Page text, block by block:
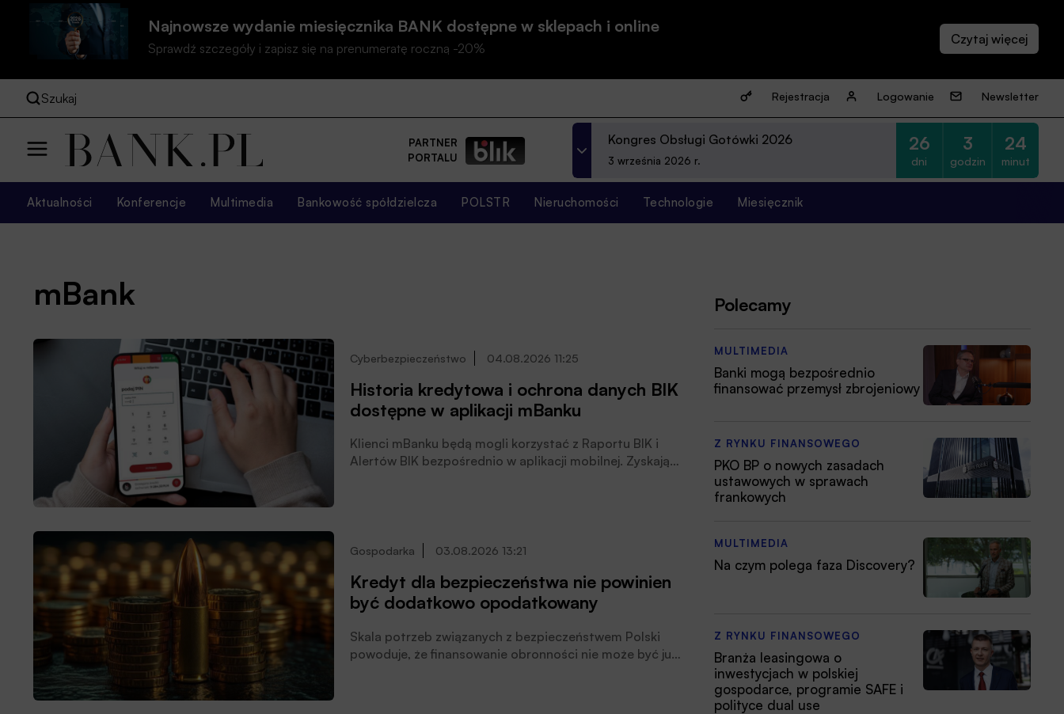
Najnowsze wydanie miesięcznika BANK dostępne w sklepach i online
Sprawdź szczegóły i zapisz się na prenumeratę roczną -20%
Szukaj Rejestracja Logowanie Newsletter
PARTNER
PORTALU
Kongres Obsługi Gotówki 2026
3 września 2026 r.
26
dni
3
godzin
24
minut
Aktualności Konferencje Multimedia Bankowość spółdzielcza POLSTR Nieruchomości Technologie Miesięcznik
mBank
Cyberbezpieczeństwo 04.08.2026 11:25
Historia kredytowa i ochrona danych BIK
dostępne w aplikacji mBanku
Klienci mBanku będą mogli korzystać z Raportu BIK i
Alertów BIK bezpośrednio w aplikacji mobilnej. Zyskają
ktoś nie próbuje wykorzystać ich do wyłudzenia kredytu,
Gospodarka 03.08.2026 13:21
Kredyt dla bezpieczeństwa nie powinien
być dodatkowo opodatkowany
Skala potrzeb związanych z bezpieczeństwem Polski
powoduje, że finansowanie obronności nie może być już
Polecamy
MULTIMEDIA
Banki mogą bezpośrednio
finansować przemysł zbrojeniowy
Z RYNKU FINANSOWEGO
PKO BP o nowych zasadach
ustawowych w sprawach
frankowych
MULTIMEDIA
Na czym polega faza Discovery?
Z RYNKU FINANSOWEGO
Branża leasingowa o
inwestycjach w polskiej
gospodarce, programie SAFE i
polityce dual use